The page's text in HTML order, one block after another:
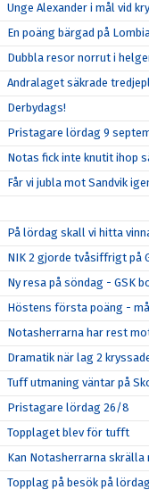
Unge Alexander i mål vid
En poäng bärgad på
Dubbla resor norrut i
Andralaget säkrade
Derbydags!
Pristagare lördag 9
Notas fick inte knutit ihop
Får vi jubla mot Sandvik
På lördag skall vi hitta
NIK 2 gjorde tvåsiffrigt på
Ny resa på söndag - GSK
Höstens första poäng -
Notasherrarna har rest
Dramatik när lag 2
Tuff utmaning väntar på
Pristagare lördag 26/8
Topplaget blev för tufft
Kan Notasherrarna
Topplag på besök på